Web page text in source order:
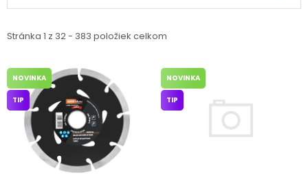
Stránka 1 z 32- 383 položiek celkom
NOVINKA
TIP
NOVINKA
TIP